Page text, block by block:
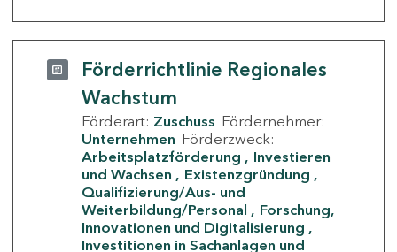
Förderrichtlinie Regionales
Wachstum
Förderart: Zuschuss Fördernehmer:
Unternehmen Förderzweck:
Arbeitsplatzförderung
Investieren
und Wachsen
Existenzgründung
Qualifizierung/Aus- und
Weiterbildung/Personal
Forschung,
Innovationen und Digitalisierung
Investitionen in Sachanlagen und